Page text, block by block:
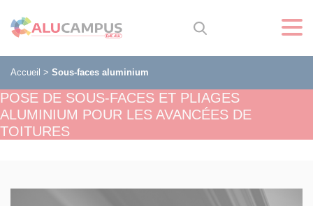
Accueil > Sous-faces aluminium
POSE DE SOUS-FACES ET PLIAGES
ALUMINIUM POUR LES AVANCÉES DE
TOITURES